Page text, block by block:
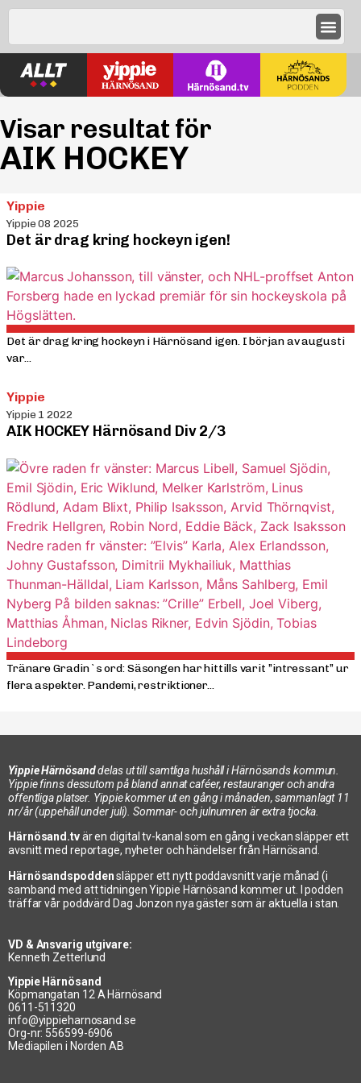
Visar resultat för
AIK HOCKEY
Yippie
Yippie 08 2025
Det är drag kring hockeyn igen!
Det är drag kring hockeyn i Härnösand igen. I början av augusti
var...
Yippie
Yippie 1 2022
AIK HOCKEY Härnösand Div 2/3
Tränare Gradin`s ord: Säsongen har hittills varit ”intressant” ur
flera aspekter. Pandemi, restriktioner...
Yippie Härnösanddelas ut till samtliga hushåll i Härnösands kommun.
Yippie finns dessutom på bland annat caféer, restauranger och andra
offentliga platser. Yippie kommer ut en gång i månaden, sammanlagt 11
nr/år (uppehåll under juli). Sommar- och julnumren är extra tjocka.
Härnösand.tvär en digital tv-kanal som en gång i veckan släpper ett
avsnitt med reportage, nyheter och händelser från Härnösand.
Härnösandspoddensläpper ett nytt poddavsnitt varje månad (i
samband med att tidningen Yippie Härnösand kommer ut. I podden
träffar vår poddvärd Dag Jonzon nya gäster som är aktuella i stan.
VD & Ansvarig utgivare:
Kenneth Zetterlund
Yippie Härnösand
Köpmangatan 12 A Härnösand
0611-511320
info@yippieharnosand.se
Org-nr: 556599-6906
Mediapilen i Norden AB